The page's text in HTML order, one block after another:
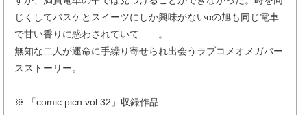
じくしてバスケとスイーツにしか興味がないαの旭も同じ電車
で甘い香りに惑わされていて……。
無知な二人が運命に手繰り寄せられ出会うラブコメオメガバー
スストーリー。
※ 「comic picn vol.32」収録作品